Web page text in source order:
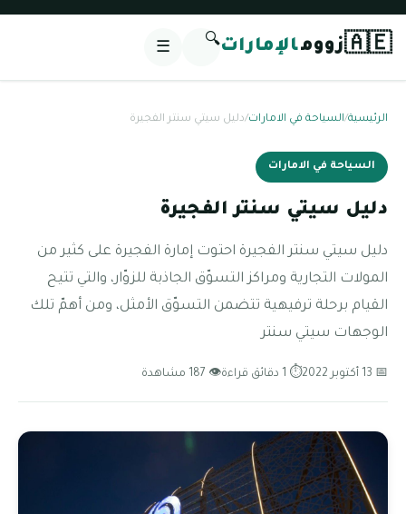
🇦🇪زوومالإمارات🔍
☰
الرئيسية/السياحة في الامارات/دليل سيتي سنتر الفجيرة
السياحة في الامارات
دليل سيتي سنتر الفجيرة
دليل سيتي سنتر الفجيرة احتوت إمارة الفجيرة على كثير من
المولات التجارية ومراكز التسوّق الجاذبة للزوّار، والتي تتيح
القيام برحلة ترفيهية تتضمن التسوّق الأمثل، ومن أهمّ تلك
الوجهات سيتي سنتر
📅 13 أكتوبر 2022 ⏱ 1 دقائق قراءة 👁 187 مشاهدة